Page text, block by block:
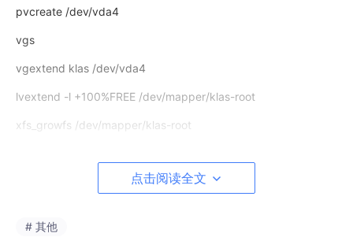
pvcreate /dev/vda4
vgs
vgextend klas /dev/vda4
lvextend -l +100%FREE /dev/mapper/klas-root
xfs_growfs /dev/mapper/klas-root
点击阅读全文
# 其他